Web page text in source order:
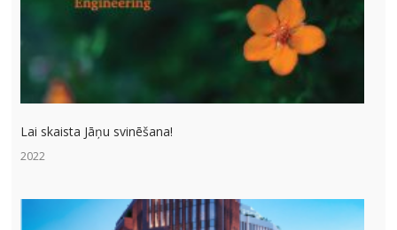
Lai skaista Jāņu svinēšana!
2022